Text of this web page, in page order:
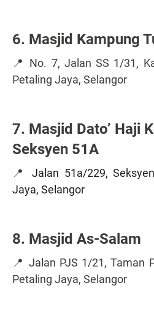
6. Masjid Kampung
📍 No. 7, Jalan SS 1/31,
Petaling Jaya, Selangor
7. Masjid Dato’ Haji
Seksyen 51A
📍 Jalan 51a/229,
Jaya, Selangor
8. Masjid As-Salam
📍 Jalan PJS 1/21, Taman
Petaling Jaya, Selangor